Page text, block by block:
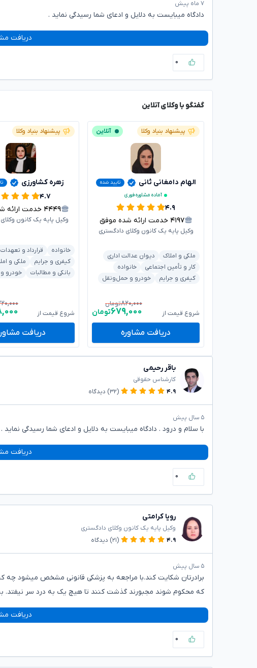
۷ ماه پیش
دادگاه میبایست به دلایل و ادعای شما رسیدگی نماید .
دریافت
۰
گفتگو با وکلای آنلاین
پیشنهاد بنیاد وکلا آنلاین
الهام دامغانی ثانی
تایید شده
آماده مشاوره فوری
۴.۹
۴۱۹۷ خدمت ارائه شده موفق
وکیل پایه یک کانون وکلای دادگستری
ملکی و املاک
دیوان عدالت اداری
کار و تأمین اجتماعی
خانواده
کیفری و جرایم
خودرو و حمل‌ونقل
شروع قیمت از
۸۲۰,۰۰۰تومان
۶۷۹,۰۰۰تومان
دریافت مشاوره
پیشنهاد بنیاد وکلا
زهره کشاورزی
۴.۷
۴۴۴۹ خدمت ارائه شده
وکیل پایه یک کانون
خانواده
قرارداد و تعهدات
کیفری و جرایم
ملکی و
بانکی و مطالبات
خودرو
شروع قیمت از
دریافت
باقر رحیمی
کارشناس حقوقی
۴.۹
(۳۲) دیدگاه
۵ سال پیش
با سلام و درود . دادگاه میبایست به دلایل و ادعای شما رسیدگی نماید .
دریافت
۰
رویا کرامتی
وکیل پایه یک کانون وکلای دادگستری
۴.۹
(۲۱) دیدگاه
۵ سال پیش
برادرتان شکایت کند.با مراجعه به پزشکی قانونی مشخص میشود
که محکوم شوند مجبورند گذشت کنند تا هیچ یک به درد سر نیفتد.
دریافت
۰